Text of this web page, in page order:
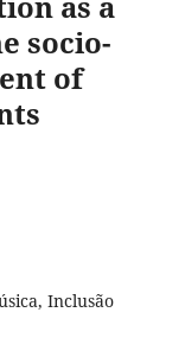
socio-
of
Inclusão